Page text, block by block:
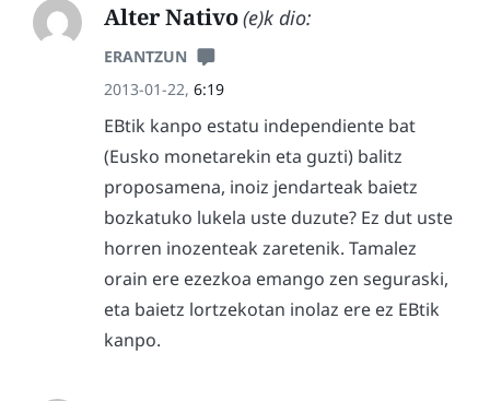
Alter Nativo(e)k dio:
ERANTZUN
2013-01-22, 6:19
EBtik kanpo estatu independiente bat
(Eusko monetarekin eta guzti) balitz
proposamena, inoiz jendarteak baietz
bozkatuko lukela uste duzute? Ez dut uste
horren inozenteak zaretenik. Tamalez
orain ere ezezkoa emango zen seguraski,
eta baietz lortzekotan inolaz ere ez EBtik
kanpo.